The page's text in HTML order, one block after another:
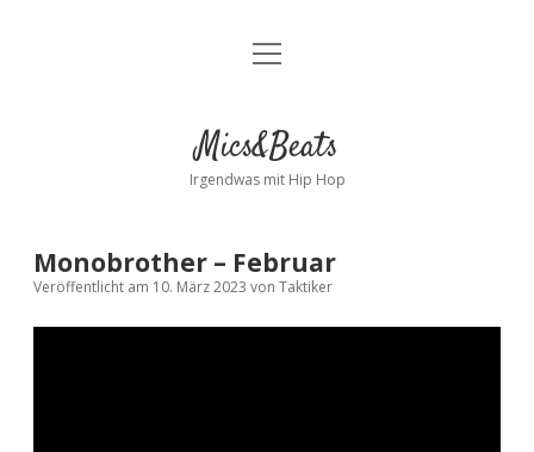
Kontakt
facebookinstagram
bandcamp
spotify
Menü
Mics&Beats
Irgendwas mit Hip Hop
Monobrother – Februar
Veröffentlicht am 10. März 2023 von Taktiker